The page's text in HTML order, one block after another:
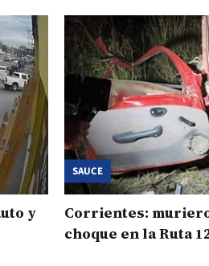
y
SAUCE
Corrientes:
choque en la Ruta